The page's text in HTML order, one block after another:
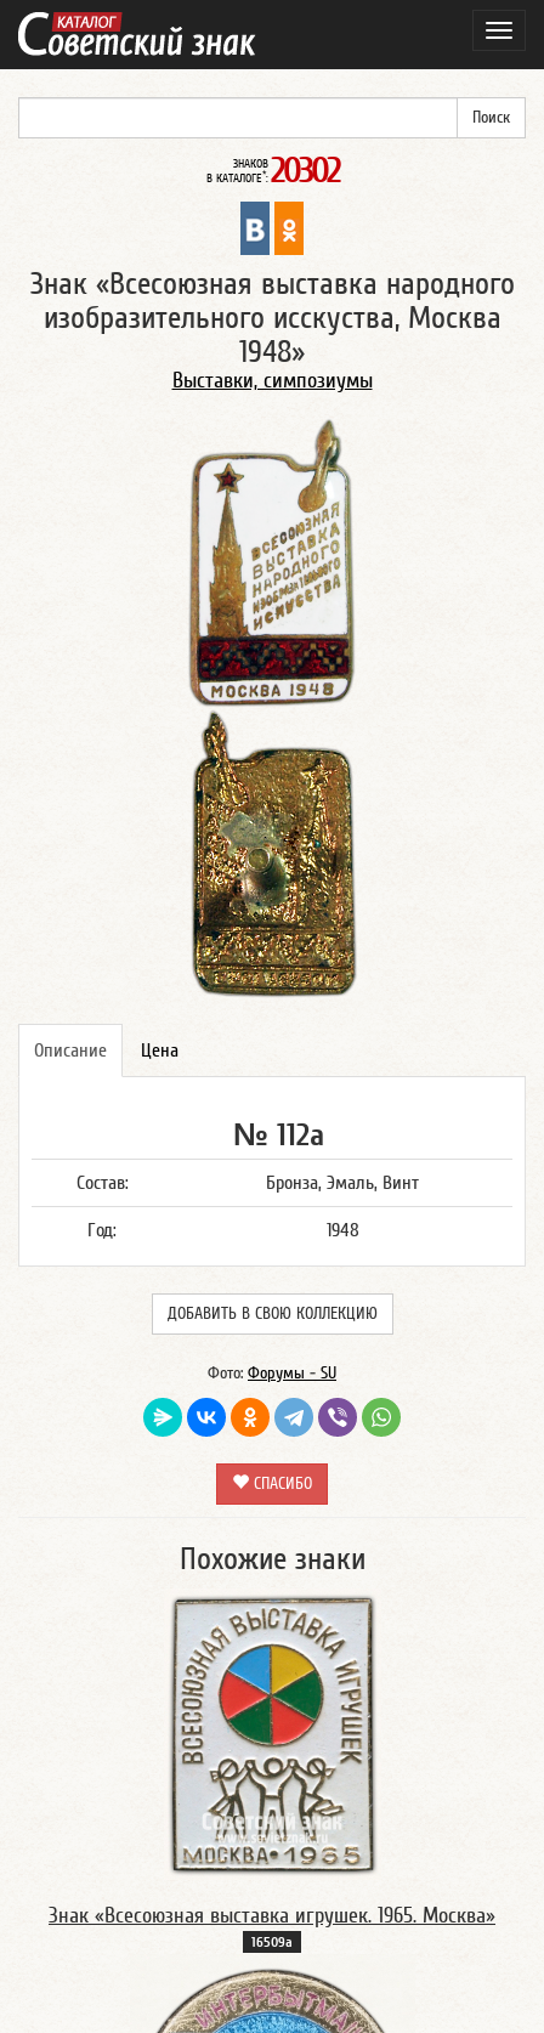
ЗНАКОВ
В КАТАЛОГЕ*: 20302
Знак «Всесоюзная выставка народного
изобразительного исскуства, Москва
1948»
Выставки, симпозиумы
Описание Цена
№ 112а
Состав: Бронза, Эмаль, Винт
Год: 1948
ДОБАВИТЬ В СВОЮ КОЛЛЕКЦИЮ
Фото: Форумы - SU
СПАСИБО
Похожие знаки
Знак «Всесоюзная выставка игрушек. 1965. Москва»
16509а